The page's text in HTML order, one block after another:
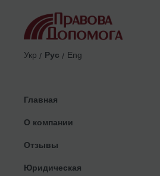
Укр Рус Eng
Главная
О компании
Отзывы
Юридическая